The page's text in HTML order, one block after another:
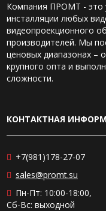
Компания ПРОМТ - это
инсталляции любых
видеопроекционного
производителей. Мы
ценовых диапазонах –
крупного опта и
сложности.
КОНТАКТНАЯ
+7(981)178-27-07
sales@promt.su
Пн-Пт: 10:00-18:00,
Сб-Вс: выходной